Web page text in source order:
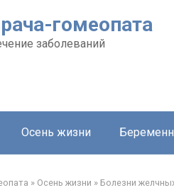
гомеопата
заболеваний
Осень жизни
» Осень жизни » Болезни